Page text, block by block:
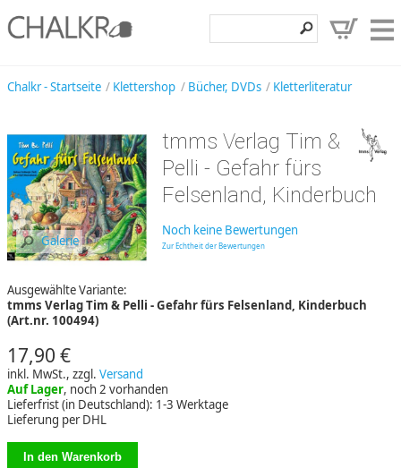
Klettershop
Entdecken
Angebote
Hilfe, Kontakt
Chalkr - Startseite Klettershop Bücher, DVDs Kletterliteratur
Galerie
tmms Verlag Tim &
Pelli - Gefahr fürs
Felsenland, Kinderbuch
Noch keine Bewertungen
Zur Echtheit der Bewertungen
Ausgewählte Variante:
tmms Verlag Tim & Pelli - Gefahr fürs Felsenland, Kinderbuch
(Art.nr. 100494)
17,90 €
inkl. MwSt., zzgl. Versand
Auf Lager, noch 2 vorhanden
Lieferfrist (in Deutschland): 1-3 Werktage
Lieferung per DHL